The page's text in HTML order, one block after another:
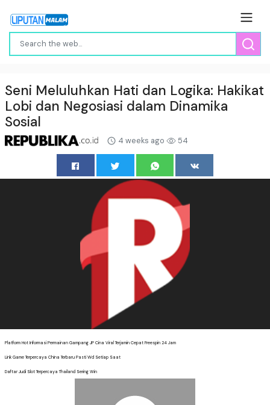
Seni Meluluhkan Hati dan Logika: Hakikat
Lobi dan Negosiasi dalam Dinamika
Sosial
4 weeks ago 54
Platform Hot Informasi Permainan Gampang JP Cina Viral Terjamin Cepat Freespin 24 Jam
Link Game Terpercaya China Terbaru Pasti Wd Setiap Saat
Daftar Judi Slot Terpercaya Thailand Sering Win